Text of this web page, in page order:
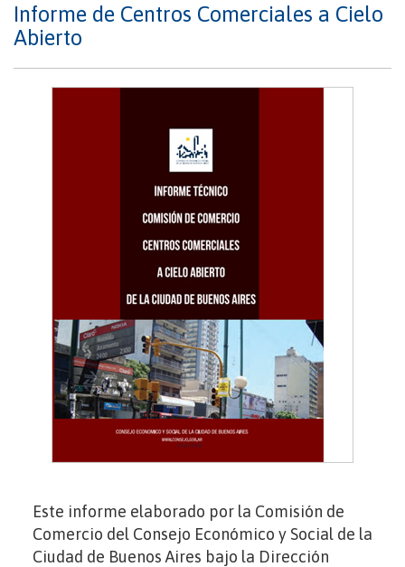
Informe de Centros Comerciales a Cielo
Abierto
Este informe elaborado por la Comisión de
Comercio del Consejo Económico y Social de la
Ciudad de Buenos Aires bajo la Dirección